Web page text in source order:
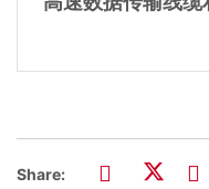
Share: